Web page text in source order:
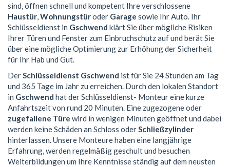
sind, öffnen schnell und kompetent Ihre verschlossene
Haustür,Wohnungstüroder Garage sowie Ihr Auto. Ihr
Schlüsseldienst in Gschwend klärt Sie über mögliche Risiken
Ihrer Türen und Fenster zum Einbruchschutz auf und berät Sie
über eine mögliche Optimierung zur Erhöhung der Sicherheit
für Ihr Hab und Gut.
DerSchlüsseldienst Gschwend ist für Sie 24 Stunden am Tag
und 365 Tage im Jahr zu erreichen. Durch den lokalen Standort
in Gschwend hat der Schlüsseldienst- Monteur eine kurze
Anfahrtszeit von rund 20 Minuten. Eine zugezogene oder
zugefallene Türe wird in wenigen Minuten geöffnet und dabei
werden keine Schäden an Schloss oderSchließzylinder
hinterlassen. Unsere Monteure haben eine langjährige
Erfahrung, werden regelmäßig geschult und besuchen
Weiterbildungen um Ihre Kenntnisse ständig auf dem neusten